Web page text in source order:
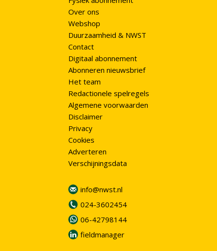
Over ons
Webshop
Duurzaamheid & NWST
Contact
Digitaal abonnement
Abonneren nieuwsbrief
Het team
Redactionele spelregels
Algemene voorwaarden
Disclaimer
Privacy
Cookies
Adverteren
Verschijningsdata
info@nwst.nl
024-3602454
06-42798144
fieldmanager